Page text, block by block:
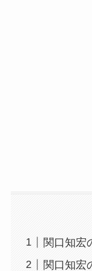
関口知宏
関口知宏